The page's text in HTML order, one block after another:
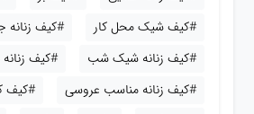
#کیف شیک محل کار
#کیف زنانه
#کیف زنانه شیک شب
#کیف
#کیف زنانه مناسب عروسی
#کیف